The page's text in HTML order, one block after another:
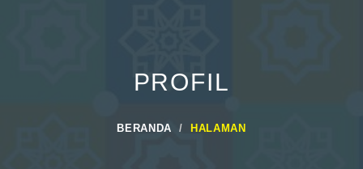
PROFIL
BERANDA HALAMAN